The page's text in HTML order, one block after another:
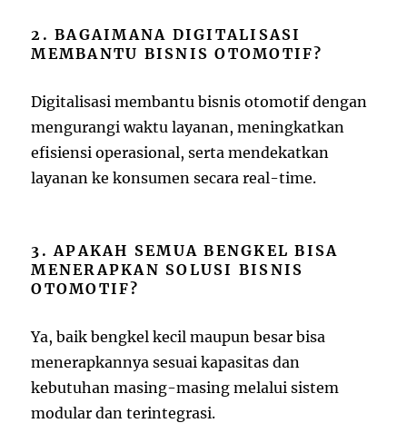
2. BAGAIMANA DIGITALISASI
MEMBANTU BISNIS OTOMOTIF?
Digitalisasi membantu bisnis otomotif dengan
mengurangi waktu layanan, meningkatkan
efisiensi operasional, serta mendekatkan
layanan ke konsumen secara real-time.
3. APAKAH SEMUA BENGKEL BISA
MENERAPKAN SOLUSI BISNIS
OTOMOTIF?
Ya, baik bengkel kecil maupun besar bisa
menerapkannya sesuai kapasitas dan
kebutuhan masing-masing melalui sistem
modular dan terintegrasi.